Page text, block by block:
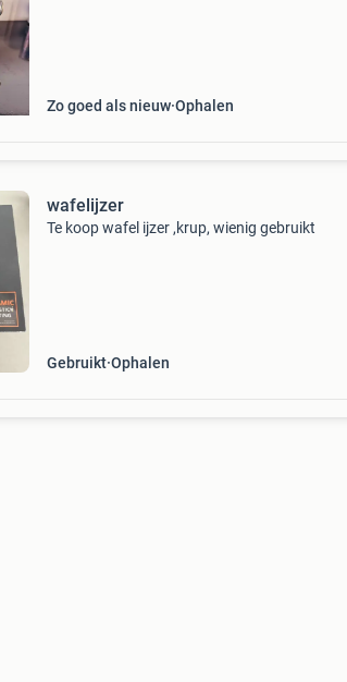
Zo goed als nieuw Ophalen
wafelijzer
Te koop wafel ijzer ,krup, wienig gebruikt
Gebruikt Ophalen